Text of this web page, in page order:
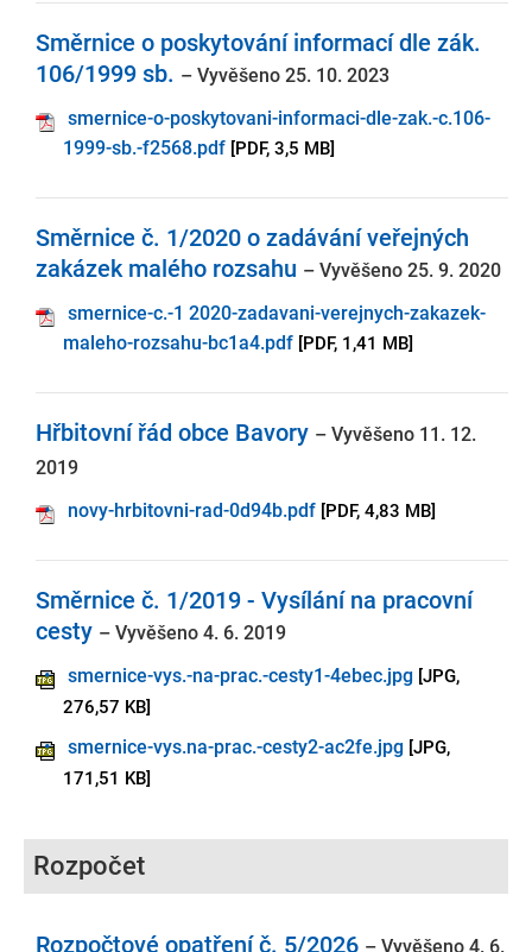
Směrnice o poskytování informací dle zák.
106/1999 sb. – Vyvěšeno 25. 10. 2023
smernice-o-poskytovani-informaci-dle-zak.-c.106-
1999-sb.-f2568.pdf [PDF, 3,5 MB]
Směrnice č. 1/2020 o zadávání veřejných
zakázek malého rozsahu – Vyvěšeno 25. 9. 2020
smernice-c.-1 2020-zadavani-verejnych-zakazek-
maleho-rozsahu-bc1a4.pdf [PDF, 1,41 MB]
Hřbitovní řád obce Bavory – Vyvěšeno 11. 12.
2019
novy-hrbitovni-rad-0d94b.pdf [PDF, 4,83 MB]
Směrnice č. 1/2019 - Vysílání na pracovní
cesty – Vyvěšeno 4. 6. 2019
smernice-vys.-na-prac.-cesty1-4ebec.jpg [JPG,
276,57 KB]
smernice-vys.na-prac.-cesty2-ac2fe.jpg [JPG,
171,51 KB]
Rozpočet
Rozpočtové opatření č. 5/2026 – Vyvěšeno 4. 6.